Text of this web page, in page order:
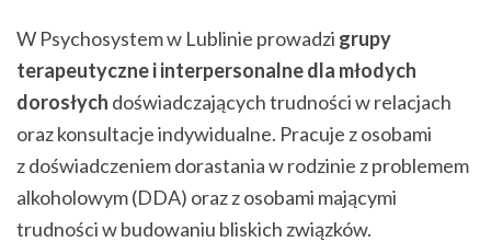
W Psychosystem w Lublinie prowadzi grupy
terapeutyczne i interpersonalne dla młodych
dorosłych doświadczających trudności w relacjach
oraz konsultacje indywidualne. Pracuje z osobami
z doświadczeniem dorastania w rodzinie z problemem
alkoholowym (DDA) oraz z osobami mającymi
trudności w budowaniu bliskich związków.